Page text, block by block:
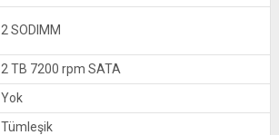
2 SODIMM
2 TB 7200 rpm SATA
Yok
Tümleşik